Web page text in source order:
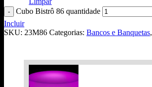
Cubo Bistrô 86 quantidade
Incluir
SKU: 23M86 Categorias: Bancos e Banquetas,